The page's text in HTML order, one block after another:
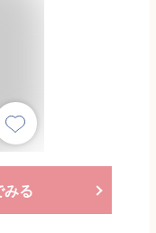
みる